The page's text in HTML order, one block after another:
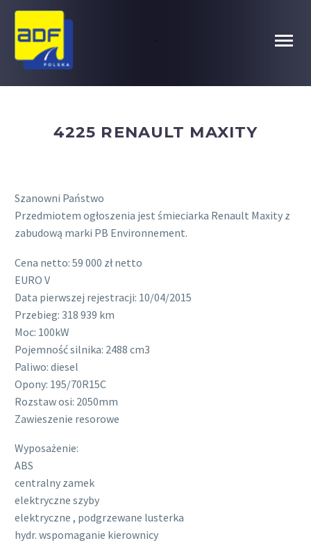
.
4225 RENAULT MAXITY
Szanowni Państwo
Przedmiotem ogłoszenia jest śmieciarka Renault Maxity z
zabudową marki PB Environnement.
Cena netto: 59 000 zł netto
EURO V
Data pierwszej rejestracji: 10/04/2015
Przebieg: 318 939 km
Moc: 100kW
Pojemność silnika: 2488 cm3
Paliwo: diesel
Opony: 195/70R15C
Rozstaw osi: 2050mm
Zawieszenie resorowe
Wyposażenie:
ABS
centralny zamek
elektryczne szyby
elektryczne , podgrzewane lusterka
hydr. wspomaganie kierownicy